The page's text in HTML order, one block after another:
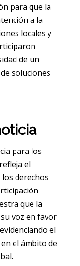
para que la
a la
locales y
de un
soluciones
para los
el
derechos
que la
voz en favor
el
el ámbito de